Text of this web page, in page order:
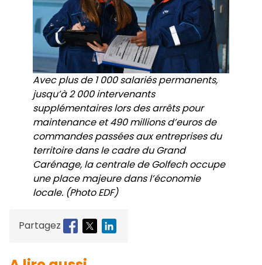
Avec plus de 1 000 salariés permanents,
jusqu’à 2 000 intervenants
supplémentaires lors des arrêts pour
maintenance et 490 millions d’euros de
commandes passées aux entreprises du
territoire dans le cadre du Grand
Carénage, la centrale de Golfech occupe
une place majeure dans l’économie
locale. (Photo EDF)
Partagez